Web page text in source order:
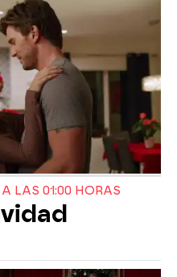
LAS 01:00 HORAS